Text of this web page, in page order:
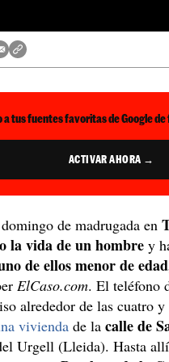
a tus fuentes favoritas de Google
ACTIVAR AHORA →
de madrugada en
la vida de un hombre y
de ellos menor de
ElCaso.com. El teléfono
alrededor de las cuatro
vivienda de lacalle de
Urgell (Lleida). Hasta allí